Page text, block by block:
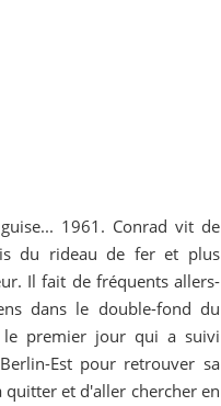
1961. Conrad vit de
du rideau de fer et plus
Il fait de fréquents allers-
dans le double-fond du
premier jour qui a suivi
Est pour retrouver sa
quitter et d'aller chercher en